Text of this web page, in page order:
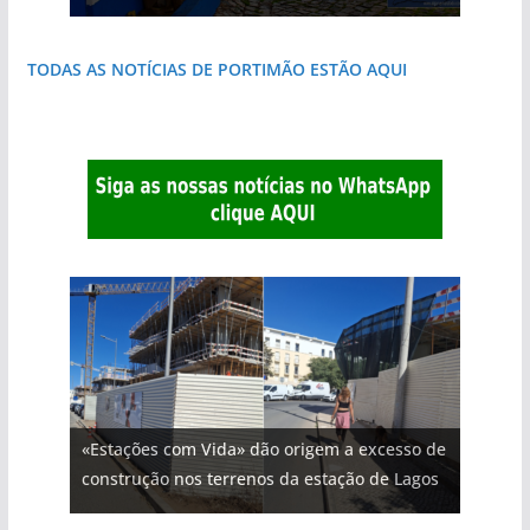
TODAS AS NOTÍCIAS DE PORTIMÃO ESTÃO AQUI
«Estações com Vida» dão origem a excesso de
construção nos terrenos da estação de Lagos